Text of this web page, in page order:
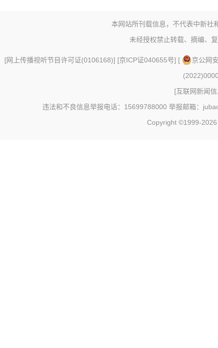
本网站所刊载信息，不代表中新社
未经授权禁止转载、摘编、
[网上传播视听节目许可证(0106168)] [京ICP证040655号] [
京公网
[互联网新闻
违法和不良信息举报电话：15699788000 举报邮箱：
Copyright ©1999-